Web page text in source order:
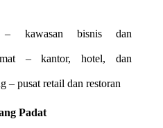
– kawasan bisnis dan
– kantor, hotel, dan
– pusat retail dan restoran
Padat